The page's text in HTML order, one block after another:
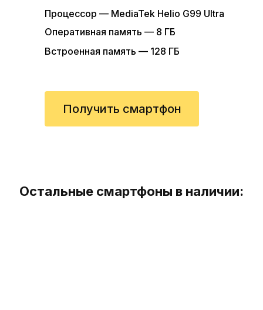
Процессор — MediaTek Helio G99 Ultra
Оперативная память — 8 ГБ
Встроенная память — 128 ГБ
Получить смартфон
Остальные смартфоны в наличии: